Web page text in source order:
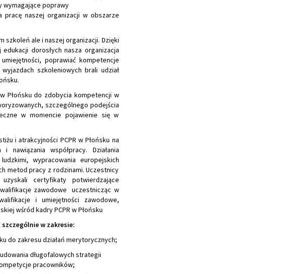
wymagające poprawy
naszej organizacji w obszarze
szkoleń ale i naszej organizacji. Dzięki
dorosłych nasza organizacja
poprawiać kompetencje
szkoleniowych brali udział
Płońsku do zdobycia kompetencji w
szczególnego podejścia
w momencie pojawienie się w
i atrakcyjności PCPR w Płońsku na
nawiązania współpracy. Działania
wypracowania europejskich
metod pracy z rodzinami. Uczestnicy
certyfikaty potwierdzające
zawodowe uczestnicząc w
i umiejętności zawodowe,
wśród kadry PCPR w Płońsku
w zakresie:
do zakresu działań merytorycznych;
długofalowych strategii
pracowników;